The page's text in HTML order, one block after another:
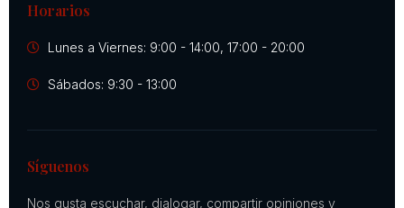
Horarios
Lunes a Viernes: 9:00 - 14:00, 17:00 - 20:00
Sábados: 9:30 - 13:00
Síguenos
Nos gusta escuchar, dialogar, compartir opiniones y